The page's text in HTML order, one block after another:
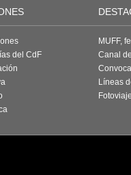
del CdF
MUFF,
Canal
Líneas